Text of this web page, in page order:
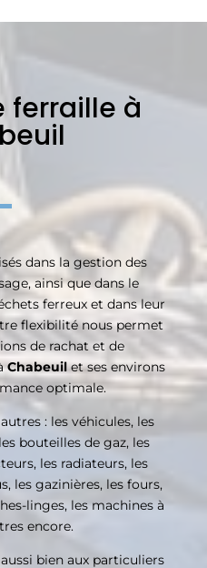
ferraille à
dans la gestion des
ainsi que dans le
ferreux et dans leur
flexibilité nous permet
de rachat et de
Chabeuilet ses environs
optimale.
: les véhicules, les
bouteilles de gaz, les
les radiateurs, les
les gazinières, les fours,
linges, les machines à
encore.
bien aux particuliers